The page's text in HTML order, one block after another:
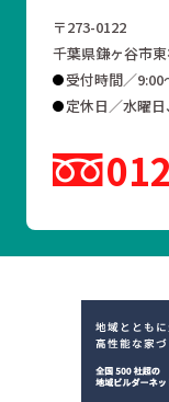
〒273-0122
千葉県鎌ヶ谷市
受付時間／9:00
定休日／水曜